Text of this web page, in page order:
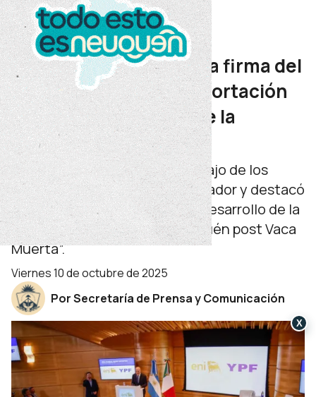
Energía
Gas de Vaca Muerta
Figueroa participó de la firma del
mayor proyecto de exportación
de GNL de la historia de la
Argentina
“Es fruto del esfuerzo y el trabajo de los
neuquinos”, aseguró el gobernador y destacó
la importancia de “generar el desarrollo de la
provincia ahora y para el Neuquén post Vaca
Muerta”.
viernes 10 de octubre de 2025
Por Secretaría de Prensa y Comunicación
X